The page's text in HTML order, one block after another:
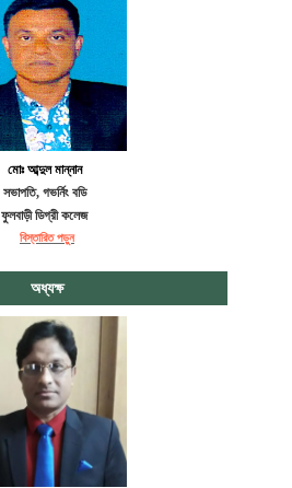
মোঃ আব্দুল মান্নান
সভাপতি, গভর্নিং বডি
ফুলবাড়ী ডিগ্রী কলেজ
বিস্তারিত পড়ুন
অধ্যক্ষ